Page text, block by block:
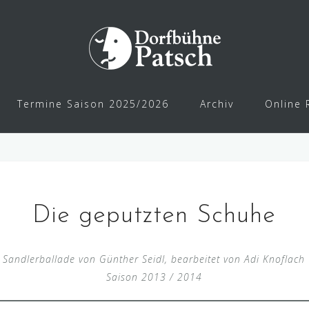
Termine Saison 2025/2026 Archiv Online
Die geputzten Schuhe
Sandlerballade von Günther Seidl, bearbeitet von Adi Knoflach
Saison 2013 / 2014